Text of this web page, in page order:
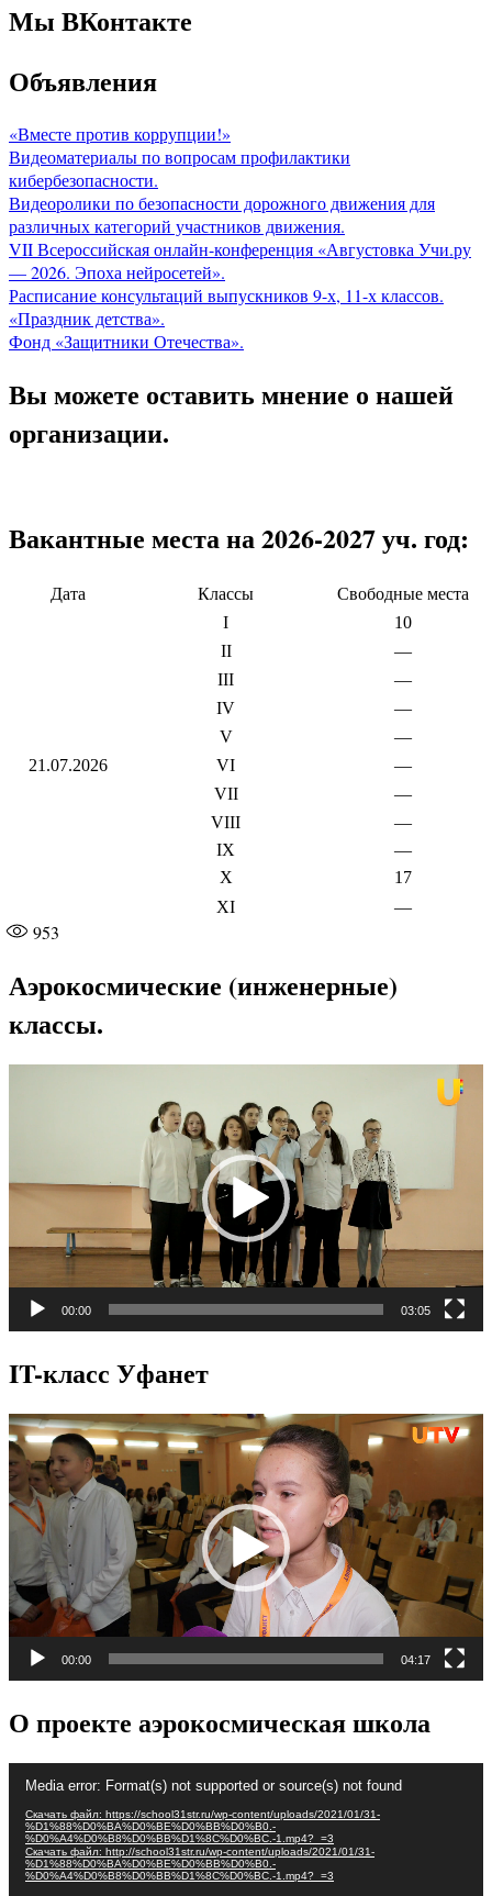
Мы ВКонтакте
Объявления
«Вместе против коррупции!»
Видеоматериалы по вопросам профилактики
кибербезопасности.
Видеоролики по безопасности дорожного движения для
различных категорий участников движения.
VII Всероссийская онлайн-конференция «Августовка Учи.ру
— 2026. Эпоха нейросетей».
Расписание консультаций выпускников 9-х, 11-х классов.
«Праздник детства».
Фонд «Защитники Отечества».
Вы можете оставить мнение о нашей
организации.
Вакантные места на 2026-2027 уч. год:
Дата Классы Свободные места
21.07.2026
I
10
II
—
III
—
IV
—
V
—
VI
—
VII
—
VIII
—
IX
—
X
17
XI
—
953
Аэрокосмические (инженерные)
классы.
00:00 03:05
IT-класс Уфанет
Видеоплеер
00:00 04:17
О проекте аэрокосмическая школа
Media error: Format(s) not supported or source(s) not found
Скачать файл: https://school31str.ru/wp-content/uploads/2021/01/31-
%D1%88%D0%BA%D0%BE%D0%BB%D0%B0.-
%D0%A4%D0%B8%D0%BB%D1%8C%D0%BC.-1.mp4?_=3
Скачать файл: http://school31str.ru/wp-content/uploads/2021/01/31-
%D1%88%D0%BA%D0%BE%D0%BB%D0%B0.-
%D0%A4%D0%B8%D0%BB%D1%8C%D0%BC.-1.mp4?_=3